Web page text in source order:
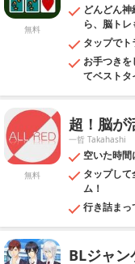
無料
どんどん
ら、脳ト
タップで
お手つき
てベストタ
無料
超！脳が
一哲 Takahashi
空いた時間
タップし
ム！
行き詰まっ
BLジャ